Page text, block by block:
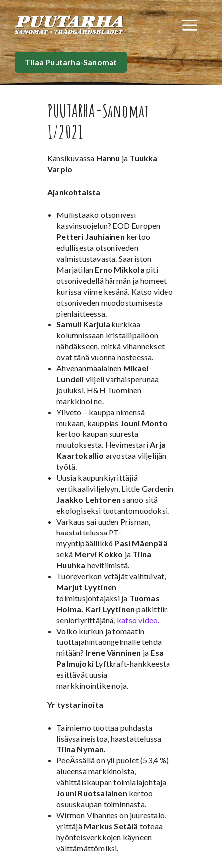
Siirry
sisältöön
Tilaa Puutarha-Sanomat
PUUTARHA-Sanomat
1/2021
Kansikuvassa Hannu ja Tuukka
Varpio
Ajankohtaista
Mullistaako otsonivesi
kasvinsuojelun? EOD Europen
Petteri Jauhiainen kertoo
edullisesta otsoniveden
valmistustavasta. Saariston
Marjatilan Erno Mikkola piti
otsonivedellä härmän ja homeet
kurissa viime kesänä. Katso video
otsoniveden muodostumisesta
pienlaitteessa.
Samuli Karjula kurkkaa
kolumnissaan kristallipalloon
nähdäkseen, mitkä vihannekset
ovat tänä vuonna nosteessa.
Ahvenanmaalainen Mikael
Lundell viljeli varhaisperunaa
jouluksi, H&H Tuominen
markkinoi ne.
Yliveto – kauppa nimensä
mukaan, kauppias Jouni Monto
kertoo kaupan suuresta
muutoksesta. HevimestariArja
Kaartokallio arvostaa viljelijän
työtä.
Uusia kaupunkiyrittäjiä
vertikaaliviljelyyn, Little Gardenin
Jaakko Lehtonen sanoo sitä
ekologiseksi tuotantomuodoksi.
Varkaus sai uuden Prisman,
haastattelussa PT-
myyntipäällikkö Pasi Mäenpää
sekä Mervi Kokko ja Tiina
Huuhka hevitiimistä.
Tuoreverkon vetäjät vaihtuivat,
Marjut Lyytinen
toimitusjohtajaksi ja Tuomas
Holma. Kari Lyytinen palkittiin
senioriyrittäjänä,katso video.
Voiko kurkun ja tomaatin
tuottajahintaongelmalle tehdä
mitään? Irene Vänninen ja Esa
Palmujoki Lyftkraft-hankkeesta
esittävät uusia
markkinointikeinoja.
Yritystarinoita
Taimiemo tuottaa puhdasta
lisäysaineistoa, haastattelussa
Tiina Nyman.
PeeÄssällä on yli puolet (53,4 %)
alueensa markkinoista,
vähittäiskaupan toimialajohtaja
Jouni Ruotsalainen kertoo
osuuskaupan toiminnasta.
Wirmon Vihannes on juurestalo,
yrittäjä Markus Setälä toteaa
hyönteisverkkojen käyneen
välttämättömiksi.